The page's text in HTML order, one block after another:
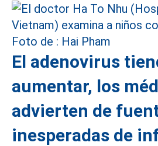
El adenovirus
aumentar, los
advierten de
inesperadas de